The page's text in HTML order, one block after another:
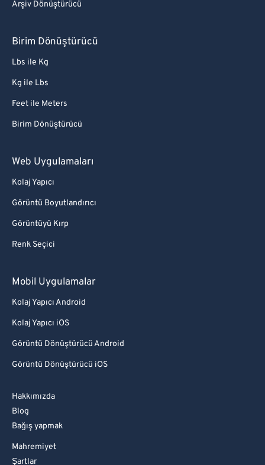
Arşiv Dönüştürücü
Birim Dönüştürücü
Lbs ile Kg
Kg ile Lbs
Feet ile Meters
Birim Dönüştürücü
Web Uygulamaları
Kolaj Yapıcı
Görüntü Boyutlandırıcı
Görüntüyü Kırp
Renk Seçici
Mobil Uygulamalar
Kolaj Yapıcı Android
Kolaj Yapıcı iOS
Görüntü Dönüştürücü Android
Görüntü Dönüştürücü iOS
Hakkımızda
Blog
Bağış yapmak
Mahremiyet
Şartlar